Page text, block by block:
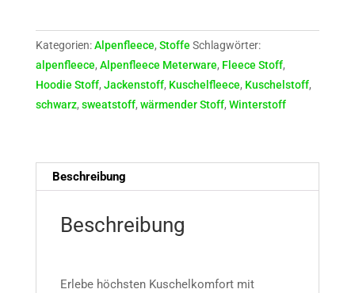
Kategorien:Alpenfleece, Stoffe Schlagwörter:
alpenfleece, Alpenfleece Meterware, Fleece Stoff,
Hoodie Stoff, Jackenstoff, Kuschelfleece, Kuschelstoff,
schwarz, sweatstoff, wärmender Stoff, Winterstoff
Beschreibung
Beschreibung
Erlebe höchsten Kuschelkomfort mit